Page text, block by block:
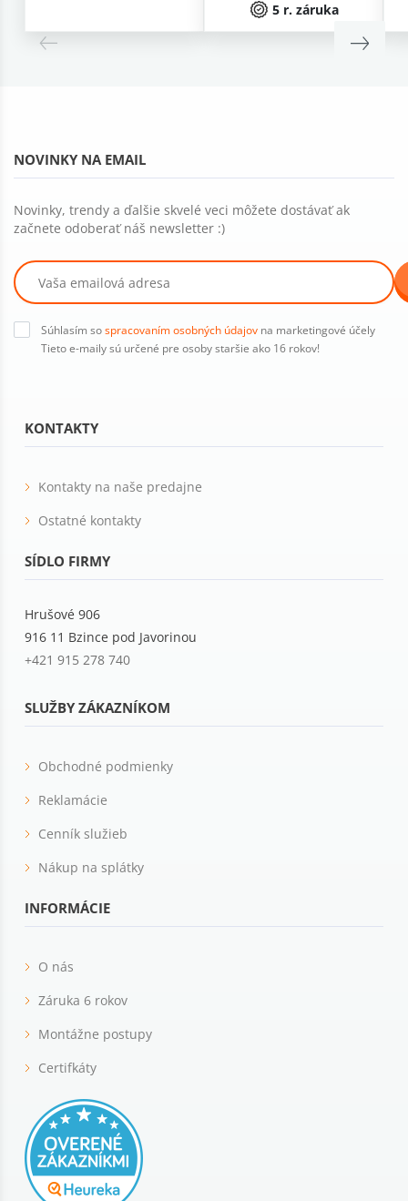
5 r. záruka
KONTAKTY
Kontakty na naše predajne
Ostatné kontakty
SÍDLO FIRMY
Hrušové 906
916 11 Bzince pod Javorinou
+421 915 278 740
SLUŽBY ZÁKAZNÍKOM
Obchodné podmienky
Reklamácie
Cenník služieb
Nákup na splátky
INFORMÁCIE
O nás
Záruka 6 rokov
Montážne postupy
Certifkáty
NOVINKY NA EMAIL
Novinky, trendy a ďalšie skvelé veci môžete dostávať ak
začnete odoberať náš newsletter :)
Súhlasím sospracovaním osobných údajov na marketingové účely
Tieto e-maily sú určené pre osoby staršie ako 16 rokov!